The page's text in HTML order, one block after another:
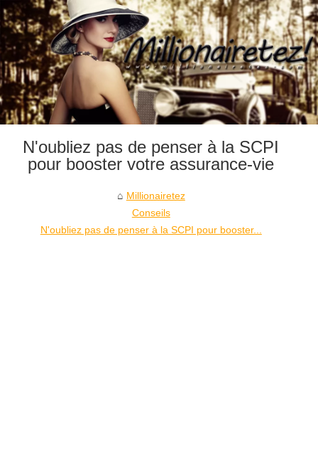
N'oubliez pas de penser à la SCPI
pour booster votre assurance-vie
Millionairetez
Conseils
N'oubliez pas de penser à la SCPI pour booster...